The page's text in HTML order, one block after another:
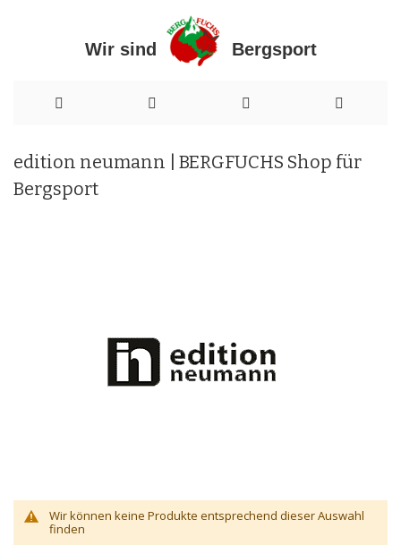
Wir sind Bergsport
zum
Inhalt
edition neumann | BERGFUCHS Shop für
Bergsport
Wir können keine Produkte entsprechend dieser Auswahl
finden